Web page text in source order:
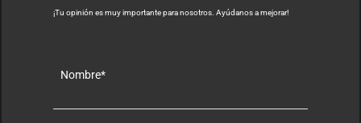
¡Tu opinión es muy importante para nosotros. Ayúdanos a mejorar!